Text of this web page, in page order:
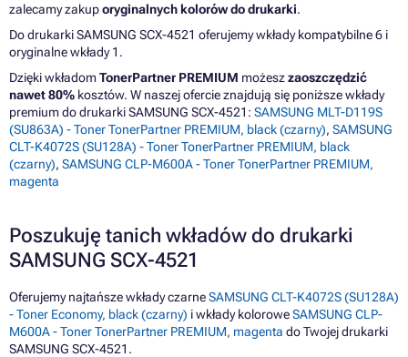
zalecamy zakuporyginalnych kolorów do drukarki.
Do drukarki SAMSUNG SCX-4521 oferujemy wkłady kompatybilne 6 i
oryginalne wkłady 1.
Dzięki wkładomTonerPartner PREMIUM możeszzaoszczędzić
nawet 80% kosztów. W naszej ofercie znajdują się poniższe wkłady
premium do drukarki SAMSUNG SCX-4521: SAMSUNG MLT-D119S
(SU863A) - Toner TonerPartner PREMIUM, black (czarny), SAMSUNG
CLT-K4072S (SU128A) - Toner TonerPartner PREMIUM, black
(czarny), SAMSUNG CLP-M600A - Toner TonerPartner PREMIUM,
magenta
Poszukuję tanich wkładów do drukarki
SAMSUNG SCX-4521
Oferujemy najtańsze wkłady czarneSAMSUNG CLT-K4072S (SU128A)
- Toner Economy, black (czarny) i wkłady koloroweSAMSUNG CLP-
M600A - Toner TonerPartner PREMIUM, magenta do Twojej drukarki
SAMSUNG SCX-4521.